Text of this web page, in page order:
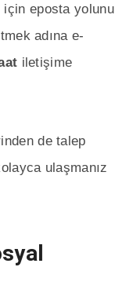
eposta yolunu
adına e-
iletişime
de talep
ulaşmanız